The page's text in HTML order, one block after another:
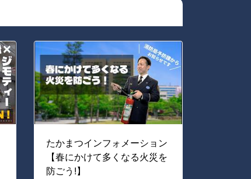
たかまつインフォメーション
【春にかけて多くなる火災を
防ごう!】